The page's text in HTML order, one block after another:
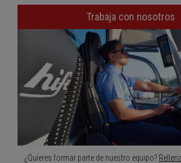
Trabaja con nosotros
¿Quieres formar parte de nuestro equipo?